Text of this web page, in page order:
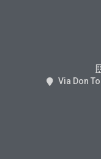
Via Don